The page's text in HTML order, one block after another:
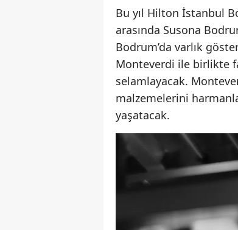
Bu yıl Hilton İstanbul
arasında Susona
Bodrum’da varlık
Monteverdi ile birlikte
selamlayacak.
malzemelerini
yaşatacak.